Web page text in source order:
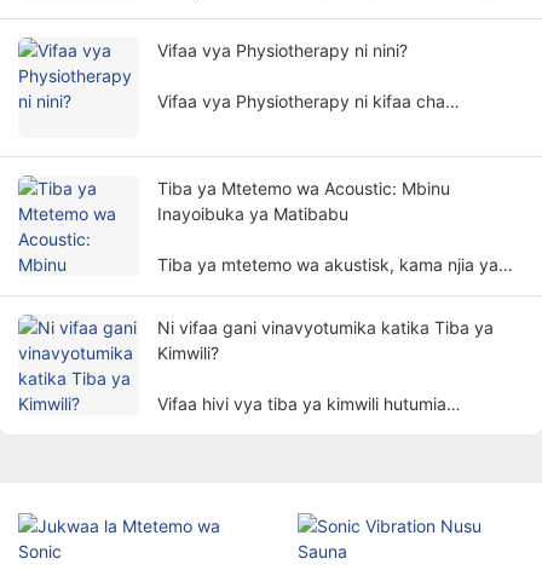
uvamizi, na hutumiwa sana katika nyanja
Vifaa vya Physiotherapy ni nini?
Vifaa vya Physiotherapy ni kifaa cha
kulingana na kanuni za kimwili. Inasaidia
wagonjwa kupunguza dalili na kurejesha kazi
za mwili kwa njia isiyo ya uvamizi.
Tiba ya Mtetemo wa Acoustic: Mbinu
Inayoibuka ya Matibabu
Tiba ya mtetemo wa akustisk, kama njia ya
Ni vifaa gani vinavyotumika katika Tiba ya
Kimwili?
Vifaa hivi vya tiba ya kimwili hutumia
uponyaji, na kurejesha kazi.